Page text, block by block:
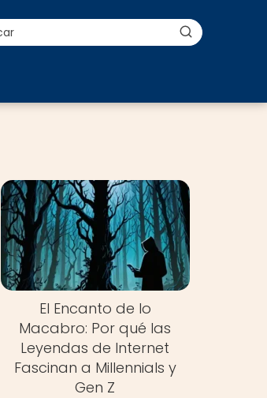
El Encanto de lo
Macabro: Por qué las
Leyendas de Internet
Fascinan a Millennials y
Gen Z